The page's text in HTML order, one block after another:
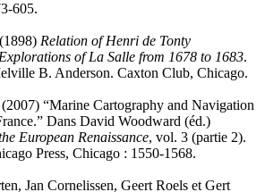
605.
Relation of Henri de Tonty
of La Salle from 1678 to 1683.
B. Anderson. Caxton Club, Chicago.
(2007) “Marine Cartography and Navigation
Dans David Woodward (éd.)
European Renaissance, vol. 3 (partie 2).
Press, Chicago : 1550-1568.
Jan Cornelissen, Geert Roels et Gert